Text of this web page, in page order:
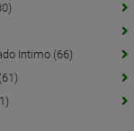
Intimo (66)